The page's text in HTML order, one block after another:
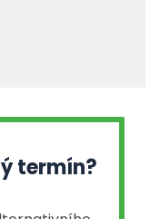
termín?